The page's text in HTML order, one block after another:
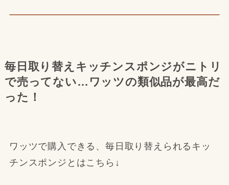
毎日取り替えキッチンスポンジがニトリ
で売ってない…ワッツの類似品が最高だ
った！
ワッツで購入できる、毎日取り替えられるキッ
チンスポンジとはこちら↓